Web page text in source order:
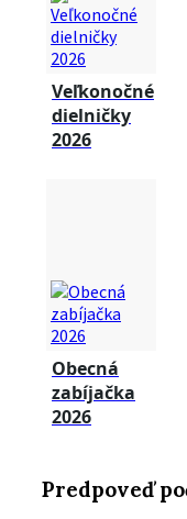
Veľkonočné
dielničky
2026
Obecná
zabíjačka
2026
Predpoveď